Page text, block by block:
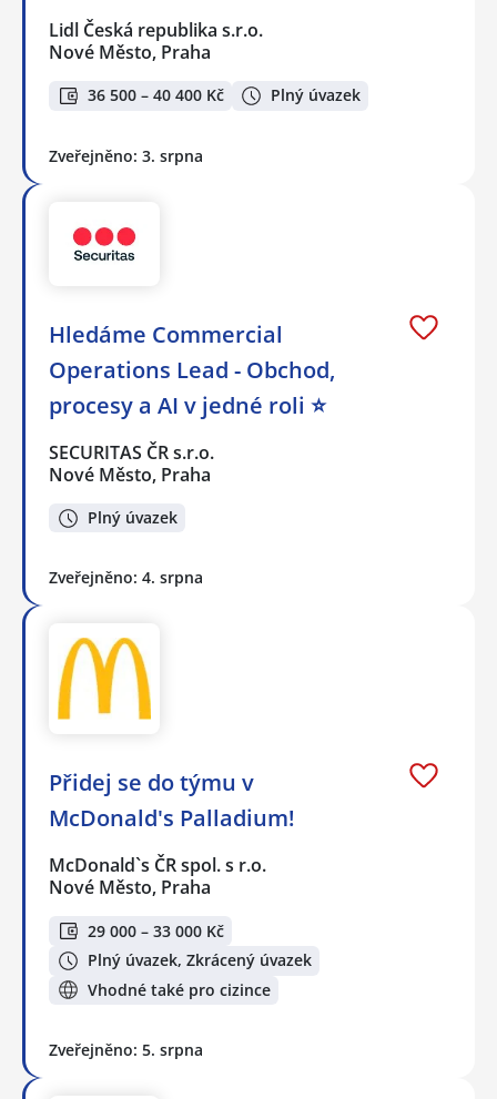
Lidl Česká republika s.r.o.
Nové Město, Praha
36 500 – 40 400 Kč Plný úvazek
Zveřejněno: 3. srpna
Hledáme Commercial
Operations Lead - Obchod,
procesy a AI v jedné roli ⭐
SECURITAS ČR s.r.o.
Nové Město, Praha
Plný úvazek
Zveřejněno: 4. srpna
Přidej se do týmu v
McDonald's Palladium!
McDonald`s ČR spol. s r.o.
Nové Město, Praha
29 000 – 33 000 Kč
Plný úvazek, Zkrácený úvazek
Vhodné také pro cizince
Zveřejněno: 5. srpna